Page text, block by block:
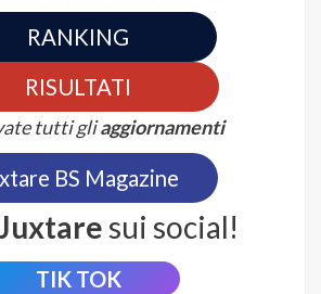
RANKING
RISULTATI
tutti gliaggiornamenti
BS Magazine
sui social!
TIK TOK